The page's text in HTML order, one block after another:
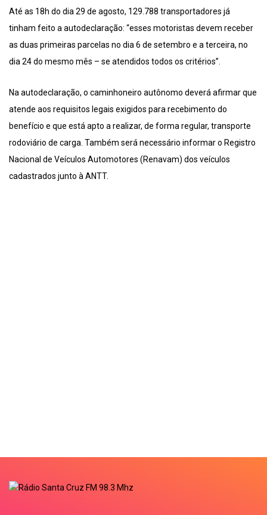
Até as 18h do dia 29 de agosto, 129.788 transportadores já
tinham feito a autodeclaração: “esses motoristas devem receber
as duas primeiras parcelas no dia 6 de setembro e a terceira, no
dia 24 do mesmo mês – se atendidos todos os critérios”.
Na autodeclaração, o caminhoneiro autônomo deverá afirmar que
atende aos requisitos legais exigidos para recebimento do
benefício e que está apto a realizar, de forma regular, transporte
rodoviário de carga. Também será necessário informar o Registro
Nacional de Veículos Automotores (Renavam) dos veículos
cadastrados junto à ANTT.